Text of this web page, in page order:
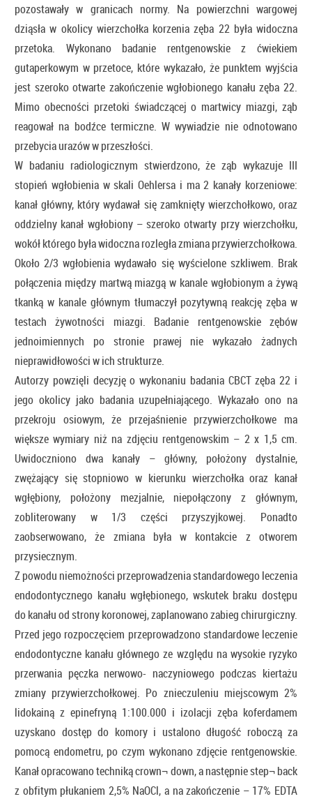
pozostawały w granicach normy. Na powierzchni wargowej
dziąsła w okolicy wierzchołka korzenia zęba 22 była widoczna
przetoka. Wykonano badanie rentgenowskie z ćwiekiem
gutaperkowym w przetoce, które wykazało, że punktem wyjścia
jest szeroko otwarte zakończenie wgłobionego kanału zęba 22.
Mimo obecności przetoki świadczącej o martwicy miazgi, ząb
reagował na bodźce termiczne. W wywiadzie nie odnotowano
przebycia urazów w przeszłości.
W badaniu radiologicznym stwierdzono, że ząb wykazuje III
stopień wgłobienia w skali Oehlersa i ma 2 kanały korzeniowe:
kanał główny, który wydawał się zamknięty wierzchołkowo, oraz
oddzielny kanał wgłobiony – szeroko otwarty przy wierzchołku,
wokół którego była widoczna rozległa zmiana przywierzchołkowa.
Około 2/3 wgłobienia wydawało się wyścielone szkliwem. Brak
połączenia między martwą miazgą w kanale wgłobionym a żywą
tkanką w kanale głównym tłumaczył pozytywną reakcję zęba w
testach żywotności miazgi. Badanie rentgenowskie zębów
jednoimiennych po stronie prawej nie wykazało żadnych
nieprawidłowości w ich strukturze.
Autorzy powzięli decyzję o wykonaniu badania CBCT zęba 22 i
jego okolicy jako badania uzupełniającego. Wykazało ono na
przekroju osiowym, że przejaśnienie przywierzchołkowe ma
większe wymiary niż na zdjęciu rentgenowskim – 2 x 1,5 cm.
Uwidoczniono dwa kanały – główny, położony dystalnie,
zwężający się stopniowo w kierunku wierzchołka oraz kanał
wgłębiony, położony mezjalnie, niepołączony z głównym,
zobliterowany w 1/3 części przyszyjkowej. Ponadto
zaobserwowano, że zmiana była w kontakcie z otworem
przysiecznym.
Z powodu niemożności przeprowadzenia standardowego leczenia
endodontycznego kanału wgłębionego, wskutek braku dostępu
do kanału od strony koronowej, zaplanowano zabieg chirurgiczny.
Przed jego rozpoczęciem przeprowadzono standardowe leczenie
endodontyczne kanału głównego ze względu na wysokie ryzyko
przerwania pęczka nerwowo- naczyniowego podczas kiertażu
zmiany przywierzchołkowej. Po znieczuleniu miejscowym 2%
lidokainą z epinefryną 1:100.000 i izolacji zęba koferdamem
uzyskano dostęp do komory i ustalono długość roboczą za
pomocą endometru, po czym wykonano zdjęcie rentgenowskie.
Kanał opracowano techniką crown¬ down, a następnie step¬ back
z obfitym płukaniem 2,5% NaOCl, a na zakończenie – 17% EDTA